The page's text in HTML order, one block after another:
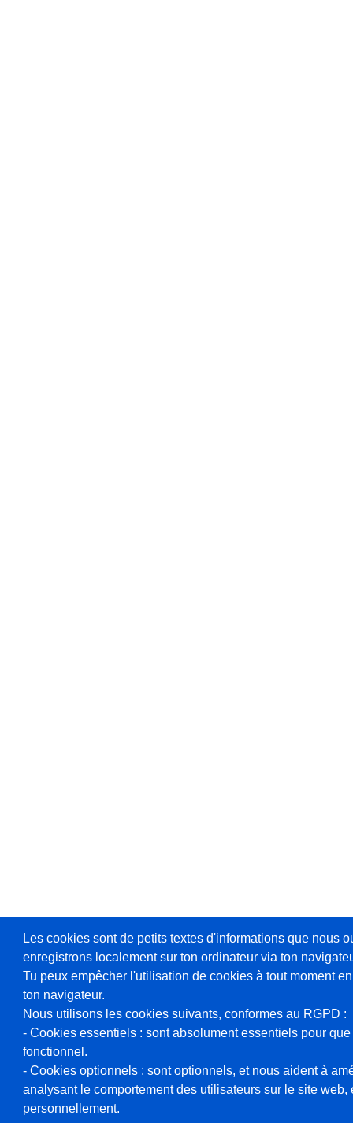
Les cookies sont de petits textes d'informations que nous
enregistrons localement sur ton ordinateur via ton
Tu peux empêcher l'utilisation de cookies à tout moment
ton navigateur.
Nous utilisons les cookies suivants, conformes au RGPD :
- Cookies essentiels : sont absolument essentiels pour
fonctionnel.
- Cookies optionnels : sont optionnels, et nous aident à
analysant le comportement des utilisateurs sur le site web,
personnellement.